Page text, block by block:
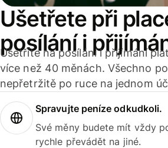
Ušetřete při
posílání i
Ušetříte na posílání i přijímání
více než 40 měnách. Všechno
nepřetržitě po ruce na jednom
Spravujte peníze odkudkoli.
Své měny budete mít vždy
rychle převádět na jiné.